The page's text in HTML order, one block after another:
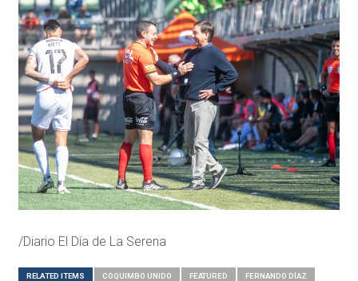
/Diario El Día de La Serena
RELATED ITEMS COQUIMBO UNIDO FEATURED FERNANDO DÍAZ